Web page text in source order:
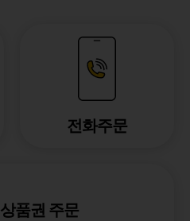
전화주문
상품권 주문